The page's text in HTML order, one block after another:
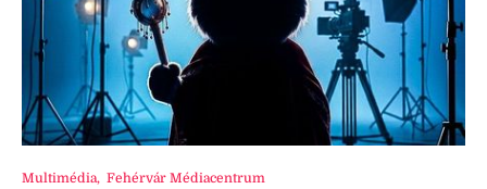
Multimédia, Fehérvár Médiacentrum